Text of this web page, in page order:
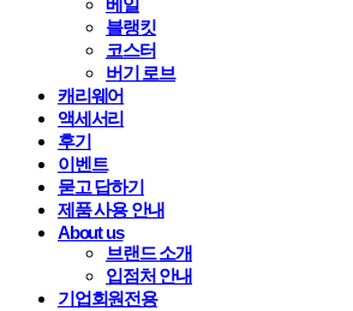
베일
블랭킷
코스터
버기 로브
캐리웨어
액세서리
후기
이벤트
묻고 답하기
제품 사용 안내
About us
브랜드 소개
입점처 안내
기업회원전용